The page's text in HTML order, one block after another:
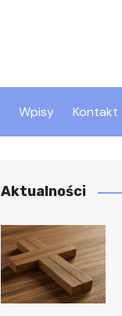
Wpisy Kontakt
Aktualności